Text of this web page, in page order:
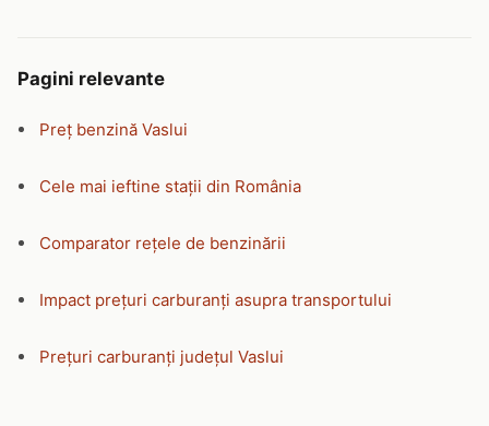
Pagini relevante
Preț benzină Vaslui
Cele mai ieftine stații din România
Comparator rețele de benzinării
Impact prețuri carburanți asupra transportului
Prețuri carburanți județul Vaslui